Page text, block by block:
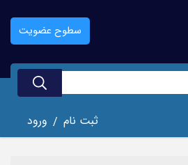
سطوح عضویت
ثبت نام / ورود